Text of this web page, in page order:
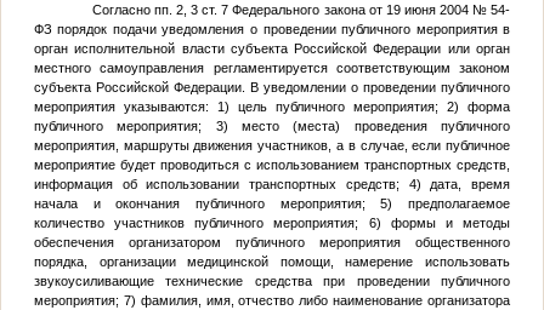
Согласно пп. 2, 3 ст. 7 Федерального закона от 19 июня 2004 № 54-
ФЗ порядок подачи уведомления о проведении публичного мероприятия в
орган исполнительной власти субъекта Российской Федерации или орган
местного самоуправления регламентируется соответствующим законом
субъекта Российской Федерации. В уведомлении о проведении публичного
мероприятия указываются: 1) цель публичного мероприятия; 2) форма
публичного мероприятия; 3) место (места) проведения публичного
мероприятия, маршруты движения участников, а в случае, если публичное
мероприятие будет проводиться с использованием транспортных средств,
информация об использовании транспортных средств; 4) дата, время
начала и окончания публичного мероприятия; 5) предполагаемое
количество участников публичного мероприятия; 6) формы и методы
обеспечения организатором публичного мероприятия общественного
порядка, организации медицинской помощи, намерение использовать
звукоусиливающие технические средства при проведении публичного
мероприятия; 7) фамилия, имя, отчество либо наименование организатора